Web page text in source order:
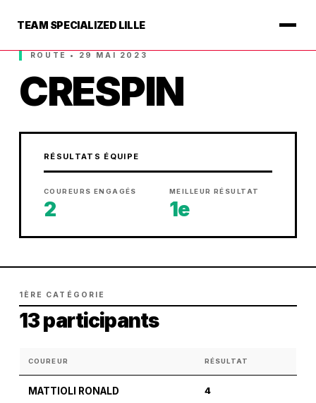
TEAM SPECIALIZED LILLE
ROUTE • 29 MAI 2023
CRESPIN
RÉSULTATS ÉQUIPE
COUREURS ENGAGÉS
2
MEILLEUR RÉSULTAT
1e
1ÈRE CATÉGORIE
13 participants
COUREUR RÉSULTAT
MATTIOLI RONALD 4